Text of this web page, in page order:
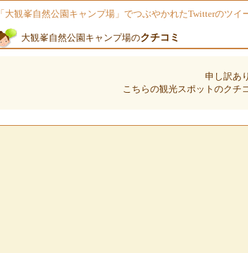
「大観峯自然公園キャンプ場」でつぶやかれたTwitterのツイ
大観峯自然公園キャンプ場のクチコミ
申し訳あ
こちらの観光スポットのクチ